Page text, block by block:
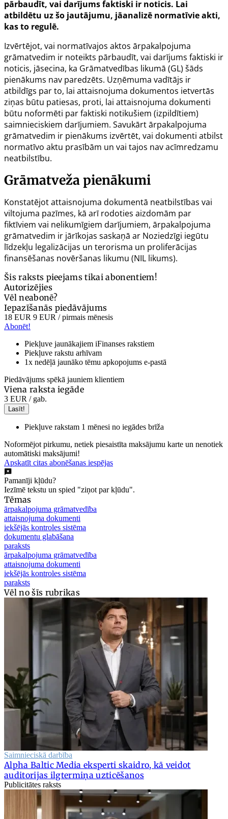
pārbaudīt, vai darījums faktiski ir noticis. Lai
atbildētu uz šo jautājumu, jāanalizē normatīvie akti,
kas to regulē.
Izvērtējot, vai normatīvajos aktos ārpakalpojuma
grāmatvedim ir noteikts pārbaudīt, vai darījums faktiski ir
noticis, jāsecina, ka Grāmatvedības likumā (GL) šāds
pienākums nav paredzēts. Uzņēmuma vadītājs ir
atbildīgs par to, lai attaisnojuma dokumentos ietvertās
ziņas būtu patiesas, proti, lai attaisnojuma dokumenti
būtu noformēti par faktiski notikušiem (izpildītiem)
saimnieciskiem darījumiem. Savukārt ārpakalpojuma
grāmatvedim ir pienākums izvērtēt, vai dokumenti atbilst
normatīvo aktu prasībām un vai tajos nav acīmredzamu
neatbilstību.
Grāmatveža pienākumi
Konstatējot attaisnojuma dokumentā neatbilstības vai
viltojuma pazīmes, kā arī rodoties aizdomām par
fiktīviem vai nelikumīgiem darījumiem, ārpakalpojuma
grāmatvedim ir jārīkojas saskaņā ar Noziedzīgi iegūtu
līdzekļu legalizācijas un terorisma un proliferācijas
finansēšanas novēršanas likumu (NIL likums).
Šis raksts pieejams tikai abonentiem!
Autorizējies
Vēl neabonē?
Iepazīšanās piedāvājums
18 EUR 9 EUR / pirmais mēnesis
Abonēt!
Piekļuve jaunākajiem iFinanses rakstiem
Piekļuve rakstu arhīvam
1x nedēļā jaunāko tēmu apkopojums e-pastā
Piedāvājums spēkā jauniem klientiem
Viena raksta iegāde
3 EUR / gab.
Lasīt!
Piekļuve rakstam 1 mēnesi no iegādes brīža
Noformējot pirkumu, netiek piesaistīta maksājumu karte un nenotiek
automātiski maksājumi!
Apskatīt citas abonēšanas iespējas
Pamanīji kļūdu?
Iezīmē tekstu un spied "ziņot par kļūdu".
Tēmas
ārpakalpojuma grāmatvedība
attaisnojuma dokumenti
iekšējās kontroles sistēma
dokumentu glabāšana
paraksts
ārpakalpojuma grāmatvedība
attaisnojuma dokumenti
iekšējās kontroles sistēma
paraksts
Vēl no šīs rubrikas
Saimnieciskā darbība
Alpha Baltic Media eksperti skaidro, kā veidot
auditorijas ilgtermiņa uzticēšanos
Publicitātes raksts